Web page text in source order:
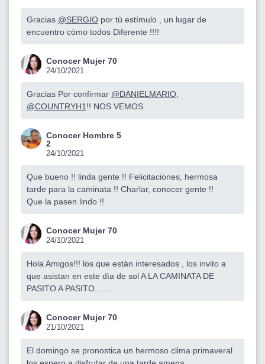
Gracias @SERGIO por tù estímulo , un lugar de
encuentro còmo todos Diferente !!!!
Conocer Mujer 70
24/10/2021
Gracias Por confirmar @DANIELMARIO
@COUNTRYH1 !! NOS VEMOS
Conocer Hombre 5
2
24/10/2021
Que bueno !! linda gente !! Felicitaciones, hermosa
tarde para la caminata !! Charlar, conocer gente !!
Que la pasen lindo !!
Conocer Mujer 70
24/10/2021
Hola Amigos!!! los que estàn interesados , los invito a
que asistan en este dìa de sol A LA CAMINATA DE
PASITO A PASITO........
Conocer Mujer 70
21/10/2021
El domingo se pronostica un hermoso clima primaveral